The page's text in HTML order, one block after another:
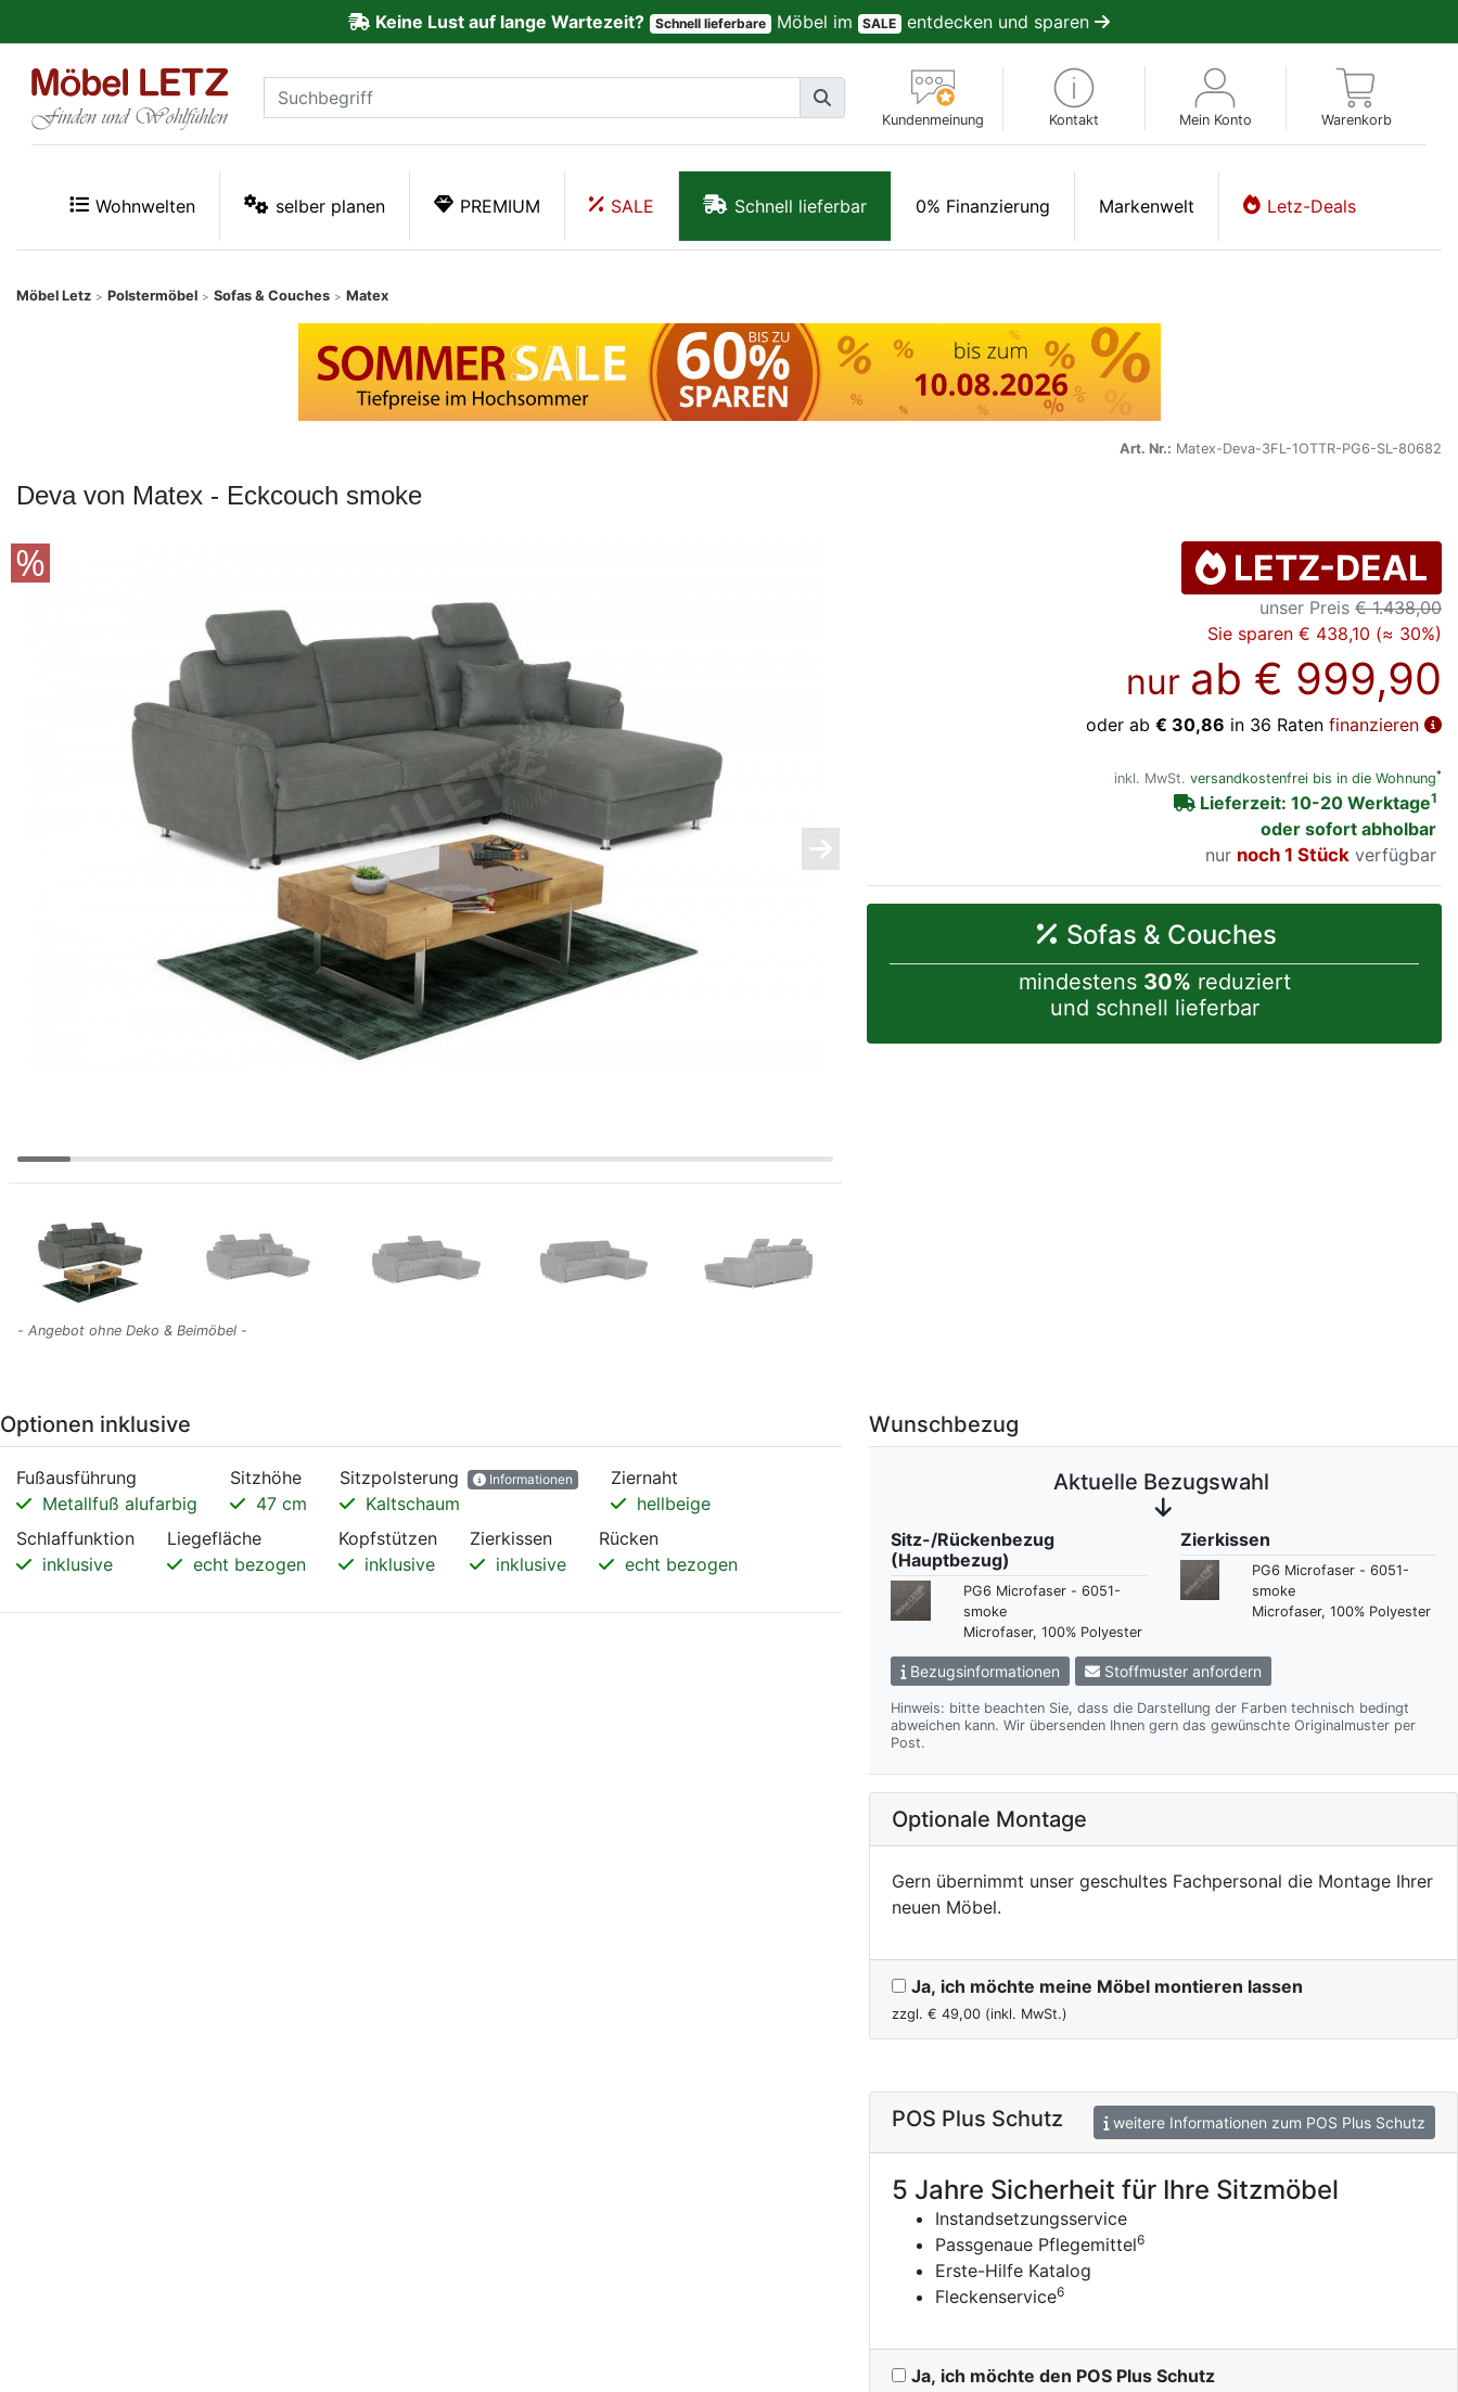
Keine Lust auf lange Wartezeit? Schnell lieferbare Möbel im SALE entdecken und sparen
Kundenmeinung Kontakt Mein Konto Warenkorb
Wohnwelten selber planen PREMIUM SALE Schnell lieferbar 0% Finanzierung Markenwelt Letz-Deals
Möbel Letz > Polstermöbel > Sofas & Couches > Matex
Art. Nr.: Matex-Deva-3FL-1OTTR-PG6-SL-80682
Deva von Matex - Eckcouch smoke
- Angebot ohne Deko & Beimöbel -
LETZ-DEAL
unser Preis € 1.438,00
Sie sparen € 438,10 (≈ 30%)
nur ab € 999,90
oder ab € 30,86 in 36 Raten finanzieren
inkl. MwSt. versandkostenfrei bis in die Wohnung*
Lieferzeit: 10-20 Werktage1
oder sofort abholbar
nur
noch 1 Stück verfügbar
Sofas & Couches
mindestens 30% reduziert
und schnell lieferbar
Optionen inklusive
Fußausführung
Metallfuß alufarbig
Sitzhöhe
47 cm
Sitzpolsterung Informationen
Kaltschaum
Ziernaht
hellbeige
Schlaffunktion
inklusive
Liegefläche
echt bezogen
Kopfstützen
inklusive
Zierkissen
inklusive
Rücken
echt bezogen
Wunschbezug
Aktuelle Bezugswahl
Sitz-/Rückenbezug
(Hauptbezug)
PG6 Microfaser - 6051-
smoke
Microfaser, 100% Polyester
Zierkissen
PG6 Microfaser - 6051-
smoke
Microfaser, 100% Polyester
Bezugsinformationen Stoffmuster anfordern
Hinweis: bitte beachten Sie, dass die Darstellung der Farben technisch bedingt
abweichen kann. Wir übersenden Ihnen gern das gewünschte Originalmuster per
Post.
Optionale Montage
Gern übernimmt unser geschultes Fachpersonal die Montage Ihrer
neuen Möbel.
Ja, ich möchte meine Möbel montieren lassen
zzgl. € 49,00 (inkl. MwSt.)
POS Plus Schutz weitere Informationen zum POS Plus Schutz
5 Jahre Sicherheit für Ihre Sitzmöbel
Instandsetzungsservice
Passgenaue Pflegemittel6
Erste-Hilfe Katalog
Fleckenservice6
Ja, ich möchte den POS Plus Schutz
Kundenmeinungen
PREMIUM
Schnell
Konfigurator